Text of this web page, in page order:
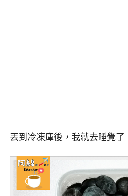
丟到冷凍庫後，我就去睡覺了